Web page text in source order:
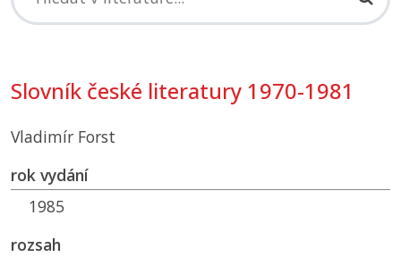
Slovník české literatury 1970-1981
Vladimír Forst
rok vydání
1985
rozsah